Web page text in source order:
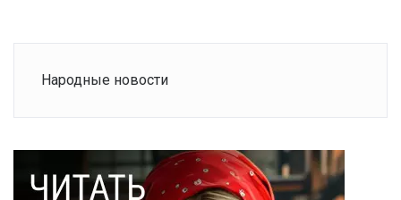
Народные новости